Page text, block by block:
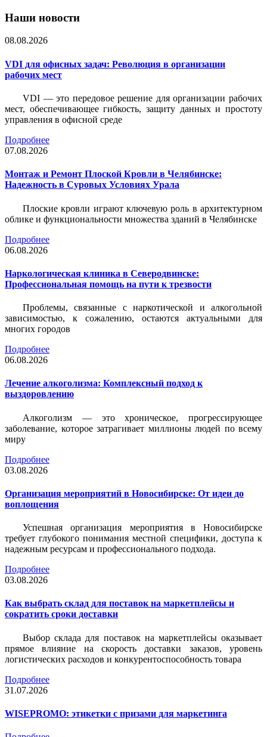
Наши новости
08.08.2026
VDI для офисных задач: Революция в организации
рабочих мест
VDI — это передовое решение для организации рабочих
мест, обеспечивающее гибкость, защиту данных и простоту
управления в офисной среде
Подробнее
07.08.2026
Монтаж и Ремонт Плоской Кровли в Челябинске:
Надежность в Суровых Условиях Урала
Плоские кровли играют ключевую роль в архитектурном
облике и функциональности множества зданий в Челябинске
Подробнее
06.08.2026
Наркологическая клиника в Северодвинске:
Профессиональная помощь на пути к трезвости
Проблемы, связанные с наркотической и алкогольной
зависимостью, к сожалению, остаются актуальными для
многих городов
Подробнее
06.08.2026
Лечение алкоголизма: Комплексный подход к
выздоровлению
Алкоголизм — это хроническое, прогрессирующее
заболевание, которое затрагивает миллионы людей по всему
миру
Подробнее
03.08.2026
Организация мероприятий в Новосибирске: От идеи до
воплощения
Успешная организация мероприятия в Новосибирске
требует глубокого понимания местной специфики, доступа к
надежным ресурсам и профессионального подхода.
Подробнее
03.08.2026
Как выбрать склад для поставок на маркетплейсы и
сократить сроки доставки
Выбор склада для поставок на маркетплейсы оказывает
прямое влияние на скорость доставки заказов, уровень
логистических расходов и конкурентоспособность товара
Подробнее
31.07.2026
WISEPROMO: этикетки с призами для маркетинга